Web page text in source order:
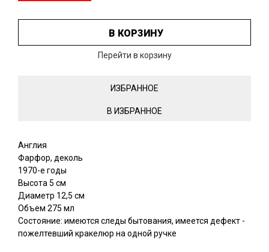
В КОРЗИНУ
Перейти в корзину
ИЗБРАННОЕ
Англия
Фарфор, деколь
1970-е годы
Высота 5 см
Диаметр 12,5 см
Объем 275 мл
Состояние: имеются следы бытования, имеется дефект -
пожелтевший кракелюр на одной ручке